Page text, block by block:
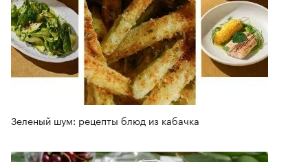
Зеленый шум: рецепты блюд из кабачка